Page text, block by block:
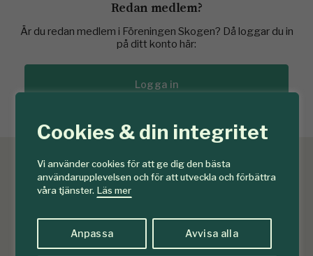
Cookies & din integritet
Vi använder cookies för att ge dig den bästa
användarupplevelsen och för att utveckla och förbättra
våra tjänster. Läs mer
Anpassa Avvisa alla
Redan medlem?
Är du redan medlem i Föreningen Skogen? Då loggar du in
på ditt konto här:
Logga in